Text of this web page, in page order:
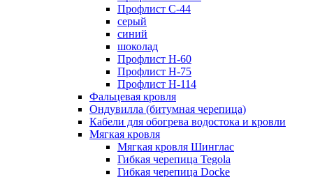
Профлист С-44
серый
синий
шоколад
Профлист Н-60
Профлист Н-75
Профлист H-114
Фальцевая кровля
Ондувилла (битумная черепица)
Кабели для обогрева водостока и кровли
Мягкая кровля
Мягкая кровля Шинглас
Гибкая черепица Tegola
Гибкая черепица Docke